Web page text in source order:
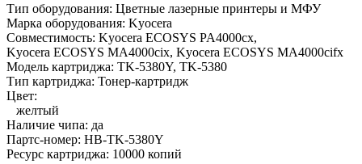
Тип оборудования: Цветные лазерные принтеры и МФУ
Марка оборудования: Kyocera
Совместимость: Kyocera ECOSYS PA4000cx,
Kyocera ECOSYS MA4000cix, Kyocera ECOSYS MA4000cifx
Модель картриджа: TK-5380Y, TK-5380
Тип картриджа: Тонер-картридж
Цвет:
желтый
Наличие чипа: да
Партс-номер: HB-TK-5380Y
Ресурс картриджа: 10000 копий